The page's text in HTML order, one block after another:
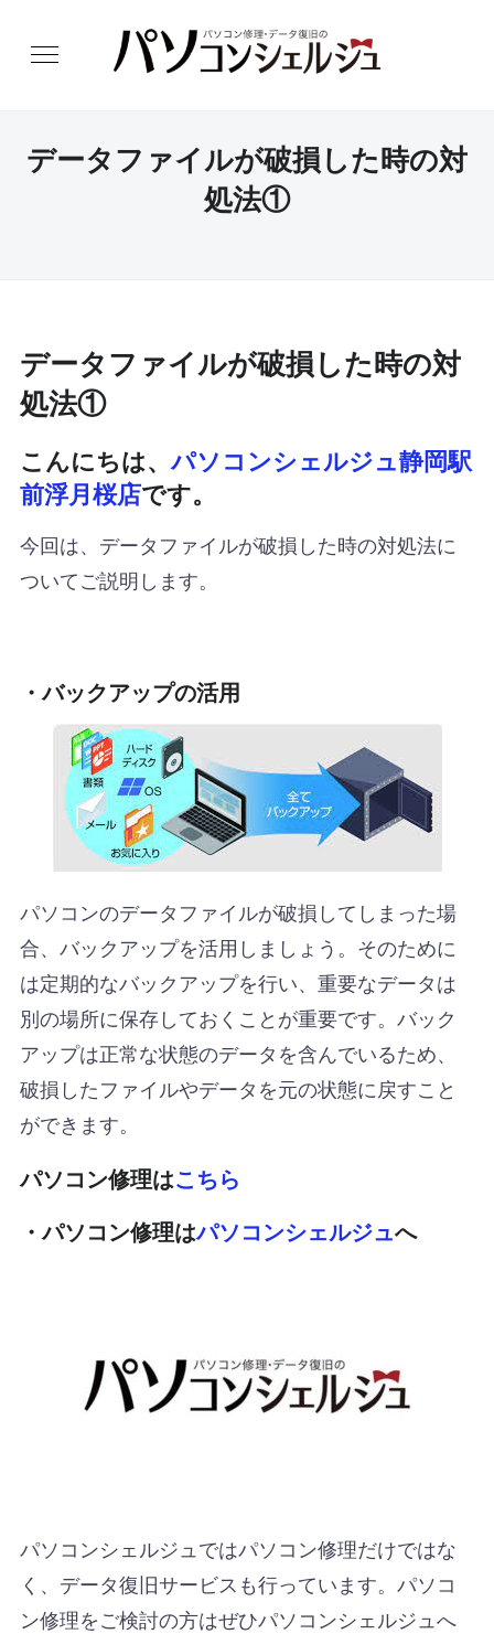
データファイルが破損した時の対
処法①
データファイルが破損した時の対
処法①
こんにちは、パソコンシェルジュ静岡駅
前浮月桜店です。
今回は、データファイルが破損した時の対処法に
ついてご説明します。
・バックアップの活用
パソコンのデータファイルが破損してしまった場
合、バックアップを活用しましょう。そのために
は定期的なバックアップを行い、重要なデータは
別の場所に保存しておくことが重要です。バック
アップは正常な状態のデータを含んでいるため、
破損したファイルやデータを元の状態に戻すこと
ができます。
パソコン修理はこちら
・パソコン修理はパソコンシェルジュへ
パソコンシェルジュではパソコン修理だけではな
く、データ復旧サービスも行っています。パソコ
ン修理をご検討の方はぜひパソコンシェルジュへ